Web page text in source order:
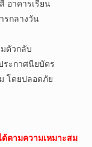
าคารเรียน
กลางวัน
ตัวกลับ
ะกาศนียบัตร
โดยปลอดภัย
ตามความเหมาะสม